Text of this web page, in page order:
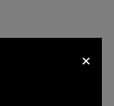
×